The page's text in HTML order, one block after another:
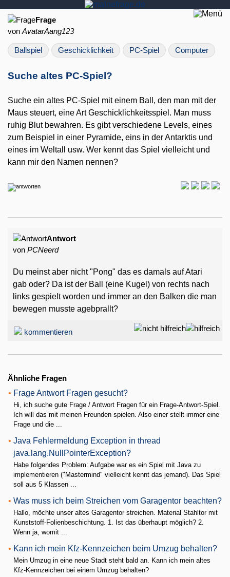
Frage
von AvatarAang123
Ballspiel Geschicklichkeit PC-Spiel Computer
Suche altes PC-Spiel?
Suche ein altes PC-Spiel mit einem Ball, den man mit der
Maus steuert, eine Art Geschicklichkeitsspiel. Man muss
ruhig Blut bewahren. Es gibt verschiedene Levels, eines
zum Beispiel in einer Pyramide, eins in der Antarktis und
eines im Weltall usw. Wer kennt das Spiel vielleicht und
kann mir den Namen nennen?
Antwort
von PCNeerd
Du meinst aber nicht "Pong" das es damals auf Atari
gab oder? Da ist der Ball (eine Kugel) von rechts nach
links gespielt worden und immer an den Balken die man
bewegen musste agebprallt?
kommentieren
Ähnliche Fragen
• Frage Antwort Fragen gesucht?
Hi, ich suche gute Frage / Antwort Fragen für ein Frage-Antwort-Spiel.
Ich will das mit meinen Freunden spielen. Also einer stellt immer eine
Frage und die ...
• Java Fehlermeldung Exception in thread
java.lang.NullPointerException?
Habe folgendes Problem: Aufgabe war es ein Spiel mit Java zu
implementieren ("Mastermind" vielleicht kennt das jemand). Das Spiel
soll aus 5 Klassen ...
• Was muss ich beim Streichen vom Garagentor beachten?
Hallo, möchte unser altes Garagentor streichen. Material Stahltor mit
Kunststoff-Folienbeschichtung. 1. Ist das überhaupt möglich? 2.
Wenn ja, womit ...
• Kann ich mein Kfz-Kennzeichen beim Umzug behalten?
Mein Umzug in eine neue Stadt steht bald an. Kann ich mein altes
Kfz-Kennzeichen bei einem Umzug behalten?